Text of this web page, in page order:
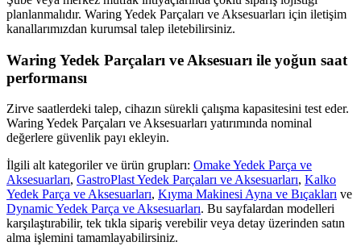
planlanmalıdır. Waring Yedek Parçaları ve Aksesuarları için iletişim
kanallarımızdan kurumsal talep iletebilirsiniz.
Waring Yedek Parçaları ve Aksesuarı ile yoğun saat
performansı
Zirve saatlerdeki talep, cihazın sürekli çalışma kapasitesini test eder.
Waring Yedek Parçaları ve Aksesuarları yatırımında nominal
değerlere güvenlik payı ekleyin.
İlgili alt kategoriler ve ürün grupları: Omake Yedek Parça ve
Aksesuarları, GastroPlast Yedek Parçaları ve Aksesuarları, Kalko
Yedek Parça ve Aksesuarları, Kıyma Makinesi Ayna ve Bıçakları ve
Dynamic Yedek Parça ve Aksesuarları. Bu sayfalardan modelleri
karşılaştırabilir, tek tıkla sipariş verebilir veya detay üzerinden satın
alma işlemini tamamlayabilirsiniz.